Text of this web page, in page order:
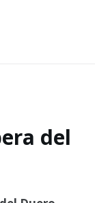
del